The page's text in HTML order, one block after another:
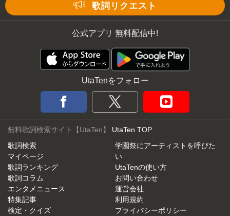
歌詞リクエスト
公式アプリ 無料配信中!
UtaTenをフォロー
無料歌詞検索サイト【UtaTen】 UtaTen TOP
歌詞検索
マイページ
歌詞ランキング
歌詞コラム
エンタメニュース
特集記事
検定・クイズ
学園祭にアーティストを呼びた
い
UtaTenの使い方
お問い合わせ
運営会社
利用規約
プライバシーポリシー